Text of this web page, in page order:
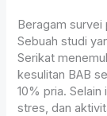
Beragam survei
Sebuah studi
Serikat
kesulitan BAB
10% pria.
stres, dan